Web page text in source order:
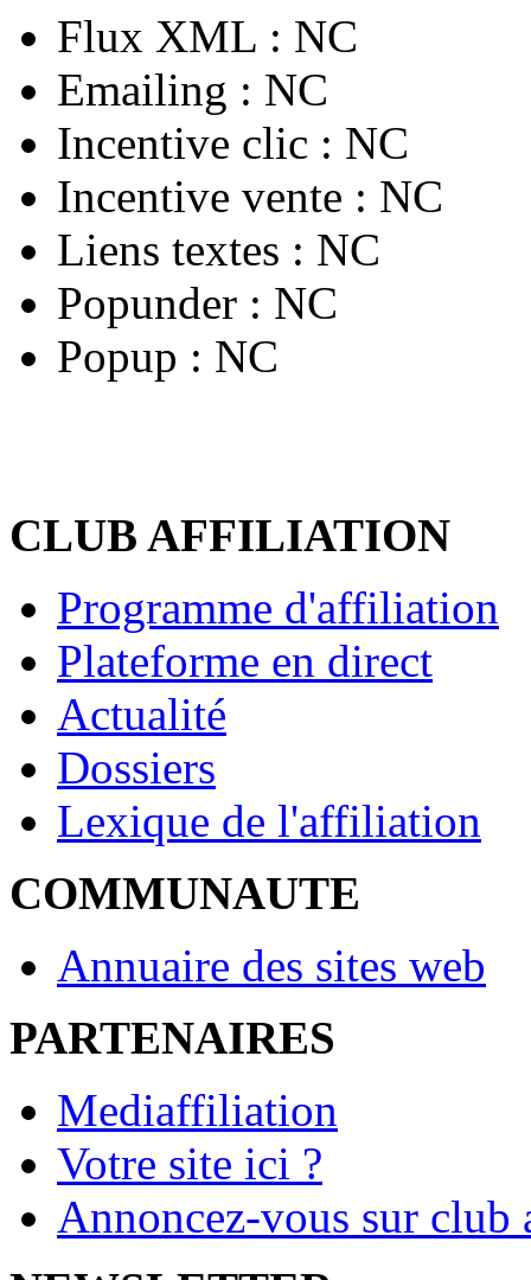
Flux XML : NC
Emailing : NC
Incentive clic : NC
Incentive vente : NC
Liens textes : NC
Popunder : NC
Popup : NC
CLUB AFFILIATION
Programme d'affiliation
Plateforme en direct
Actualité
Dossiers
Lexique de l'affiliation
COMMUNAUTE
Annuaire des sites web
PARTENAIRES
Mediaffiliation
Votre site ici ?
Annoncez-vous sur